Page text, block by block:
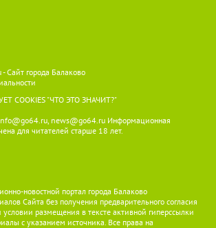
города Балаково
COOKIES "ЧТО ЭТО ЗНАЧИТ?"
, news@go64.ru Информационная
для читателей старше 18 лет.
новостной портал города Балаково
Сайта без получения предварительного согласия
условии размещения в тексте активной гиперссылки
с указанием источника. Все права на